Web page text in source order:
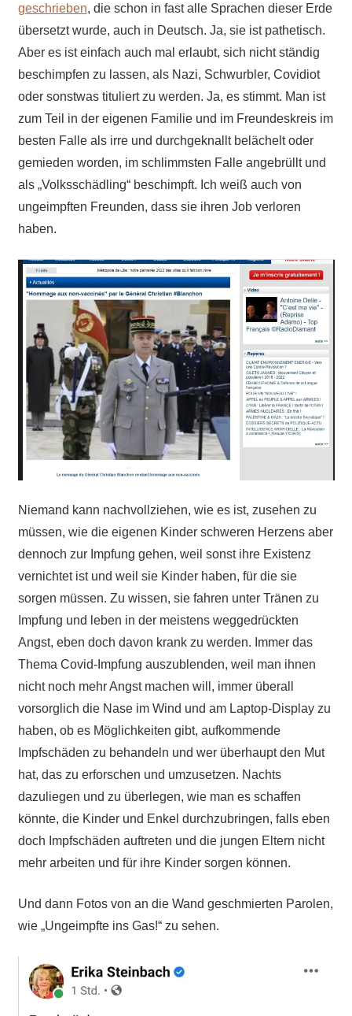
geschrieben, die schon in fast alle Sprachen dieser Erde
übersetzt wurde, auch in Deutsch. Ja, sie ist pathetisch.
Aber es ist einfach auch mal erlaubt, sich nicht ständig
beschimpfen zu lassen, als Nazi, Schwurbler, Covidiot
oder sonstwas tituliert zu werden. Ja, es stimmt. Man ist
zum Teil in der eigenen Familie und im Freundeskreis im
besten Falle als irre und durchgeknallt belächelt oder
gemieden worden, im schlimmsten Falle angebrüllt und
als „Volksschädling“ beschimpft. Ich weiß auch von
ungeimpften Freunden, dass sie ihren Job verloren
haben.
Niemand kann nachvollziehen, wie es ist, zusehen zu
müssen, wie die eigenen Kinder schweren Herzens aber
dennoch zur Impfung gehen, weil sonst ihre Existenz
vernichtet ist und weil sie Kinder haben, für die sie
sorgen müssen. Zu wissen, sie fahren unter Tränen zu
Impfung und leben in der meistens weggedrückten
Angst, eben doch davon krank zu werden. Immer das
Thema Covid-Impfung auszublenden, weil man ihnen
nicht noch mehr Angst machen will, immer überall
vorsorglich die Nase im Wind und am Laptop-Display zu
haben, ob es Möglichkeiten gibt, aufkommende
Impfschäden zu behandeln und wer überhaupt den Mut
hat, das zu erforschen und umzusetzen. Nachts
dazuliegen und zu überlegen, wie man es schaffen
könnte, die Kinder und Enkel durchzubringen, falls eben
doch Impfschäden auftreten und die jungen Eltern nicht
mehr arbeiten und für ihre Kinder sorgen können.
Und dann Fotos von an die Wand geschmierten Parolen,
wie „Ungeimpfte ins Gas!“ zu sehen.